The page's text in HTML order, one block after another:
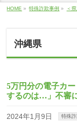
HOME » 特殊詐欺事例 » ＜
沖縄県
5万円分の電子カ
するのは…」不審
2024年1月9日 特殊